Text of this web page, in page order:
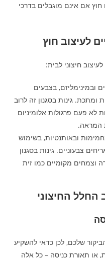
אם אינם מוגבלים בדרכי
לעיצוב חוץ
חיצוני לבית:
ובמינימליזם, בצבעים
ומתכת. גינות בסגנון זה לרוב
לא פעם פרגולות אלומיניום
המראה.
ובאותנטיות, בשימוש
צבעוניים. גינות בסגנון
וצמחים מקומיים כמו זית
החלל החיצוני
שלכם, לכן כדאי להשקיע
או תאורת כניסה – כל אלה